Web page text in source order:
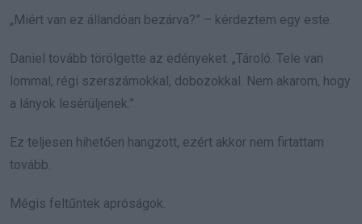
„Miért van ez állandóan bezárva?” – kérdeztem egy este.
Daniel tovább törölgette az edényeket. „Tároló. Tele van
lommal, régi szerszámokkal, dobozokkal. Nem akarom, hogy
a lányok lesérüljenek.”
Ez teljesen hihetően hangzott, ezért akkor nem firtattam
tovább.
Mégis feltűntek apróságok.